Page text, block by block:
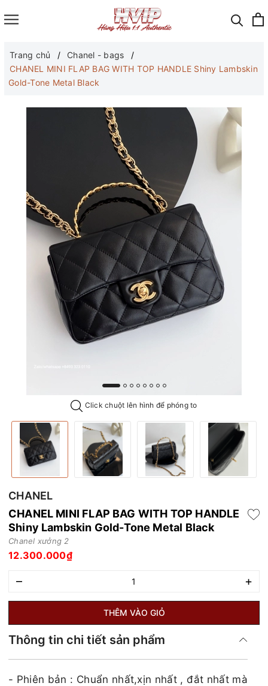
Trang chủ
Chanel - bags
CHANEL MINI FLAP BAG WITH TOP HANDLE Shiny Lambskin
Gold-Tone Metal Black
Click chuột lên hình để phóng to
CHANEL
CHANEL MINI FLAP BAG WITH TOP HANDLE
Shiny Lambskin Gold-Tone Metal Black
Chanel xưởng 2
12.300.000₫
– +
THÊM VÀO GIỎ
Thông tin chi tiết sản phẩm
- Phiên bản : Chuẩn nhất,xịn nhất , đắt nhất mà